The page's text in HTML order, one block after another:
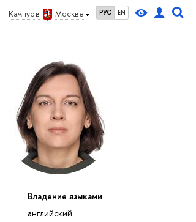
Кампус в Москве РУС EN
Владение языками
английский